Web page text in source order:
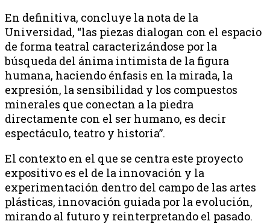
En definitiva, concluye la nota de la
Universidad, “las piezas dialogan con el espacio
de forma teatral caracterizándose por la
búsqueda del ánima intimista de la figura
humana, haciendo énfasis en la mirada, la
expresión, la sensibilidad y los compuestos
minerales que conectan a la piedra
directamente con el ser humano, es decir
espectáculo, teatro y historia”.
El contexto en el que se centra este proyecto
expositivo es el de la innovación y la
experimentación dentro del campo de las artes
plásticas, innovación guiada por la evolución,
mirando al futuro y reinterpretando el pasado.